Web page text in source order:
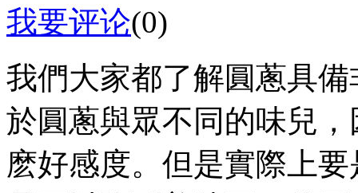
我要评论(0)
我們大家都了解圓蔥具
於圓蔥與眾不同的味兒
麽好感度。但是實際上